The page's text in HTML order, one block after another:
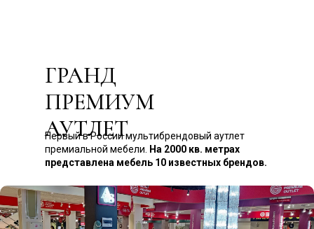
ГРАНД
ПРЕМИУМ
АУТЛЕТ
Первый в России мультибрендовый аутлет
премиальной мебели. На 2000 кв. метрах
представлена мебель 10 известных брендов.